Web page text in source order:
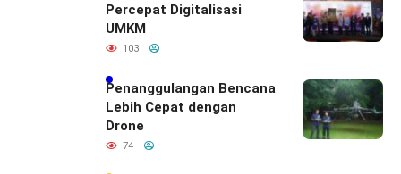
Percepat Digitalisasi
UMKM
103
Penanggulangan Bencana
Lebih Cepat dengan
Drone
74